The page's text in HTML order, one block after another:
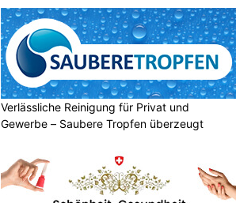
Verlässliche Reinigung für Privat und
Gewerbe – Saubere Tropfen überzeugt